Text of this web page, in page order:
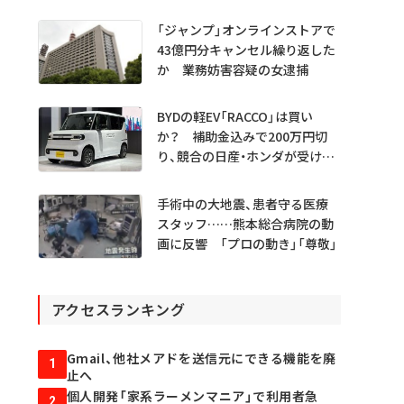
「ジャンプ」オンラインストアで
43億円分キャンセル繰り返した
か 業務妨害容疑の女逮捕
BYDの軽EV「RACCO」は買い
か？ 補助金込みで200万円切
り、競合の日産・ホンダが受ける
手術中の大地震、患者守る医療
スタッフ……熊本総合病院の動
画に反響 「プロの動き」「尊敬」
アクセスランキング
1
Gmail、他社メアドを送信元にできる機能を廃
止へ
個人開発「家系ラーメンマニア」で利用者急